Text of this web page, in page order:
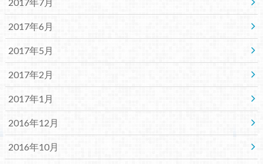
2017年6月
2017年5月
2017年2月
2017年1月
2016年12月
2016年10月